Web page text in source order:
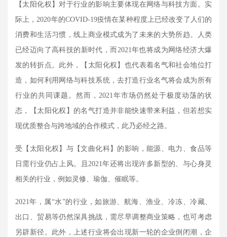
【太阳化权】对于行业的影响主要体现在网络与科技方面。实
际上，2020年的COVID-19疫情在某种程度上已经改变了人们的
消费和生活习惯，线上商业模式成为了未来的大势所趋。人类
已经迈向了高科技的新时代，而 2021年也将成为网络经济大爆
发的转折点。此外，【太阳化权】也代表着名气和社会地位打
造，如何利用网络与科技系统，去打造行业名气将会成为所有
行业的共同课题。然而， 2021年市场仍然处于极度动荡的状
态，【太阳化权】的名气打造并非能快速带来利益，但若想实
现优质整合与跨地域的合作模式，此乃必经之路。
受【太阳化权】与【文曲化科】的影响，能源、电力、食品等
日需行业仍占上风。且 2021年还将出现许多新型的、与心身灵
相关的行业，例如灵修、瑜伽、催眠等。
2021年，属“水”的行业，如旅游、航海、渔业、冷冻、冷藏、
出口、贸易等仍然深具挑战，需尽早调整商业策略，也可考虑
另辟新径。此外，上述行业将会出现新一轮的企业倒闭潮，企